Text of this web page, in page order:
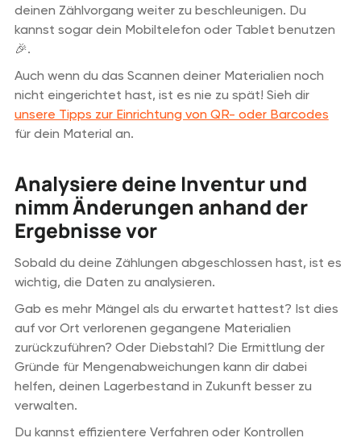
deinen Zählvorgang weiter zu beschleunigen. Du
kannst sogar dein Mobiltelefon oder Tablet benutzen
🎉.
Auch wenn du das Scannen deiner Materialien noch
nicht eingerichtet hast, ist es nie zu spät! Sieh dir
unsere Tipps zur Einrichtung von QR- oder Barcodes
für dein Material an.
Analysiere deine Inventur und
nimm Änderungen anhand der
Ergebnisse vor
Sobald du deine Zählungen abgeschlossen hast, ist es
wichtig, die Daten zu analysieren.
Gab es mehr Mängel als du erwartet hattest? Ist dies
auf vor Ort verlorenen gegangene Materialien
zurückzuführen? Oder Diebstahl? Die Ermittlung der
Gründe für Mengenabweichungen kann dir dabei
helfen, deinen Lagerbestand in Zukunft besser zu
verwalten.
Du kannst effizientere Verfahren oder Kontrollen